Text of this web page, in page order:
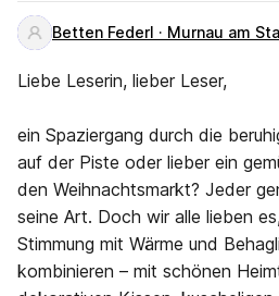
Betten Federl · Murnau am
Liebe Leserin, lieber Leser,
ein Spaziergang durch die
auf der Piste oder lieber ein
den Weihnachtsmarkt? Jeder
seine Art. Doch wir alle lieben
Stimmung mit Wärme und
kombinieren – mit schönen